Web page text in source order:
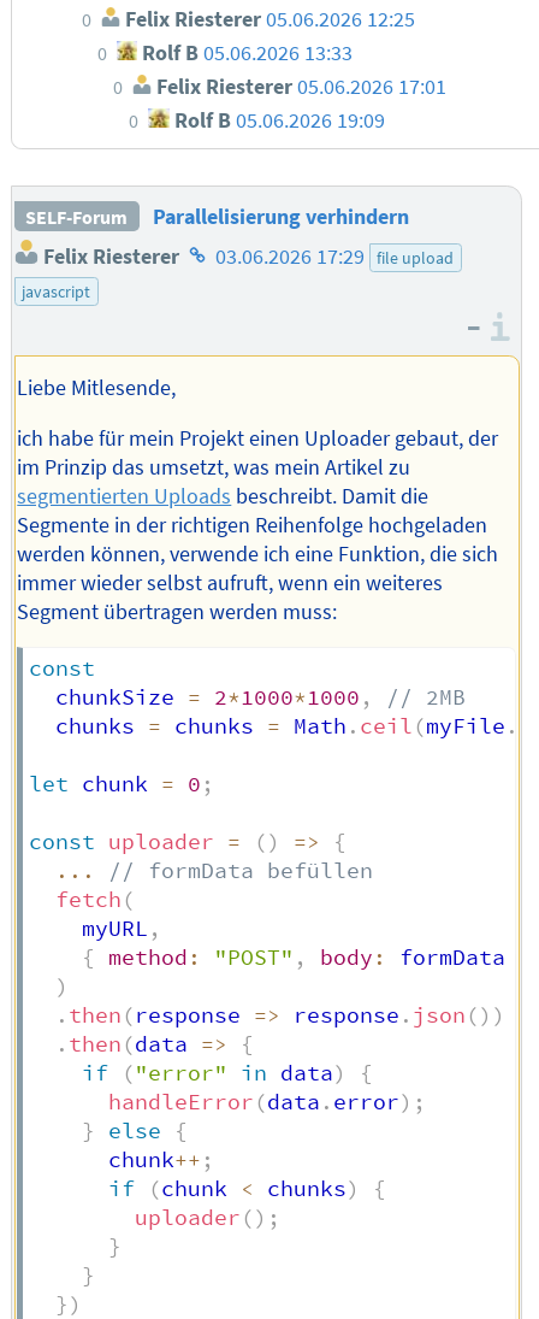
0 Felix Riesterer 05.06.2026 12:25
0 Rolf B 05.06.2026 13:33
0 Felix Riesterer05.06.2026 17:01
0 Rolf B05.06.2026 19:09
SELF-Forum
Parallelisierung verhindern
Felix Riesterer Homepage
03.06.2026 17:29
file upload
javascript
–
Liebe Mitlesende,
ich habe für mein Projekt einen Uploader gebaut, der
im Prinzip das umsetzt, was mein Artikel zu
segmentierten Uploads beschreibt. Damit die
Segmente in der richtigen Reihenfolge hochgeladen
werden können, verwende ich eine Funktion, die sich
immer wieder selbst aufruft, wenn ein weiteres
Segment übertragen werden muss:
const
  chunkSize
= 2*1000*1000 ,
// 2MB
  chunks
= chunks = Math . ceil (myFile .
let chunk = 0 ;
const uploader = () =>
{
...
// formData befüllen
fetch (
    myURL
,
{
method : "POST" , body : formData
)
. then (response => response . json () )
. then (data =>
{
if
("error" in data)
{
handleError (data . error) ;
}
else
{
      chunk
++ ;
if
(chunk < chunks)
{
uploader () ;
}
}
})